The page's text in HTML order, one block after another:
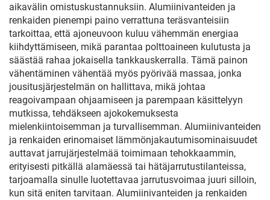
aikavälin omistuskustannuksiin. Alumiinivanteiden ja
renkaiden pienempi paino verrattuna teräsvanteisiin
tarkoittaa, että ajoneuvoon kuluu vähemmän energiaa
kiihdyttämiseen, mikä parantaa polttoaineen kulutusta ja
säästää rahaa jokaisella tankkauskerralla. Tämä painon
vähentäminen vähentää myös pyörivää massaa, jonka
jousitusjärjestelmän on hallittava, mikä johtaa
reagoivampaan ohjaamiseen ja parempaan käsittelyyn
mutkissa, tehdäkseen ajokokemuksesta
mielenkiintoisemman ja turvallisemman. Alumiinivanteiden
ja renkaiden erinomaiset lämmönjakautumisominaisuudet
auttavat jarrujärjestelmää toimimaan tehokkaammin,
erityisesti pitkällä alamäessä tai hätäjarrutustilanteissa,
tarjoamalla sinulle luotettavaa jarrutusvoimaa juuri silloin,
kun sitä eniten tarvitaan. Alumiinivanteiden ja renkaiden